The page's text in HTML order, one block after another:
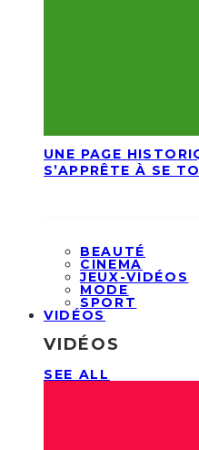
UNE PAGE
S’APPRÊTE À SE
BEAUTÉ
CINEMA
JEUX-VIDÉOS
MODE
SPORT
VIDÉOS
VIDÉOS
SEE ALL